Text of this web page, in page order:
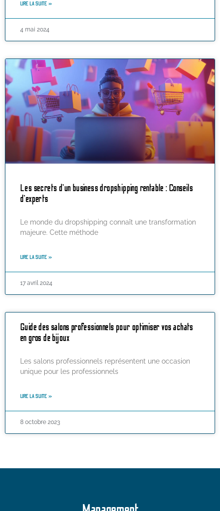
LIRE LA SUITE »
4 mai 2024
Les secrets d’un business dropshipping rentable : Conseils
d’experts
Le monde du dropshipping connaît une transformation
majeure. Cette méthode
LIRE LA SUITE »
17 avril 2024
Guide des salons professionnels pour optimiser vos achats
en gros de bijoux
Les salons professionnels représentent une occasion
unique pour les professionnels
LIRE LA SUITE »
8 octobre 2023